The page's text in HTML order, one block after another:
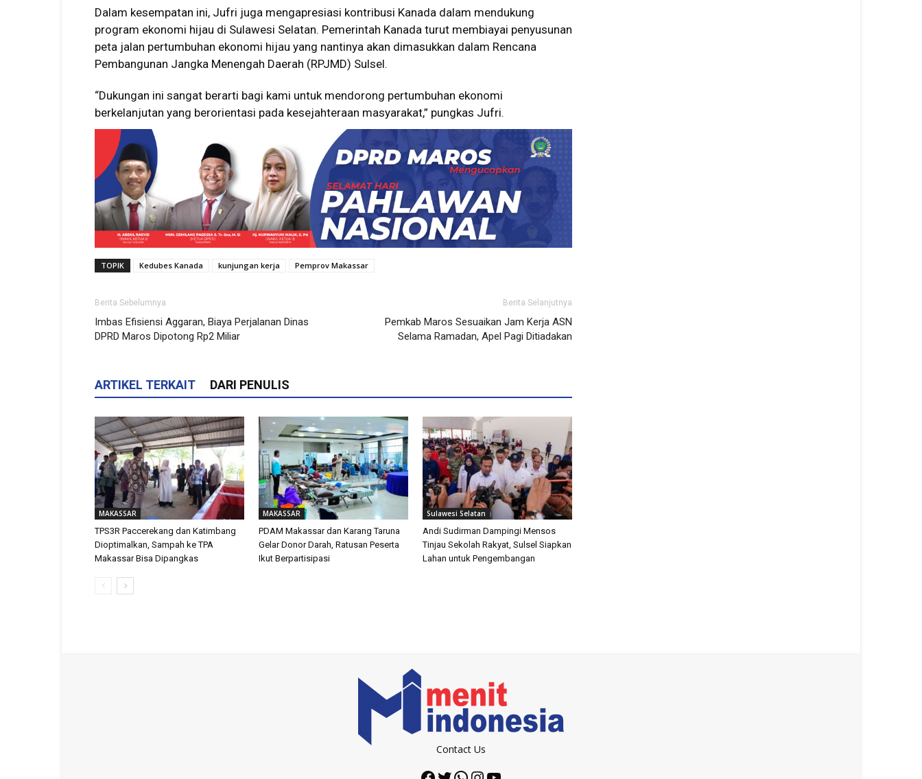
Dalam kesempatan ini, Jufri juga mengapresiasi kontribusi Kanada dalam mendukung
program ekonomi hijau di Sulawesi Selatan. Pemerintah Kanada turut membiayai penyusunan
peta jalan pertumbuhan ekonomi hijau yang nantinya akan dimasukkan dalam Rencana
Pembangunan Jangka Menengah Daerah (RPJMD) Sulsel.
“Dukungan ini sangat berarti bagi kami untuk mendorong pertumbuhan ekonomi
berkelanjutan yang berorientasi pada kesejahteraan masyarakat,” pungkas Jufri.
TOPIK Kedubes Kanada kunjungan kerja Pemprov Makassar
Berita Sebelumnya
Imbas Efisiensi Aggaran, Biaya Perjalanan Dinas
DPRD Maros Dipotong Rp2 Miliar
Berita Selanjutnya
Pemkab Maros Sesuaikan Jam Kerja ASN
Selama Ramadan, Apel Pagi Ditiadakan
ARTIKEL TERKAIT DARI PENULIS
MAKASSAR
TPS3R Paccerekang dan Katimbang
Dioptimalkan, Sampah ke TPA
Makassar Bisa Dipangkas
MAKASSAR
PDAM Makassar dan Karang Taruna
Gelar Donor Darah, Ratusan Peserta
Ikut Berpartisipasi
Sulawesi Selatan
Andi Sudirman Dampingi Mensos
Tinjau Sekolah Rakyat, Sulsel Siapkan
Lahan untuk Pengembangan
Contact Us